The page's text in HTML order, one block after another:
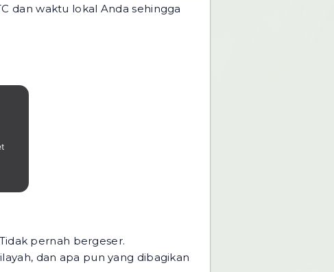
dan waktu lokal Anda sehingga
pernah bergeser.
dan apa pun yang dibagikan